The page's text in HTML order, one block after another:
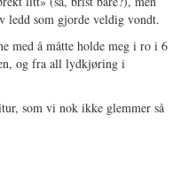
ledd som gjorde veldig vondt.
med å måtte holde meg i ro i 6
og fra all lydkjøring i
som vi nok ikke glemmer så